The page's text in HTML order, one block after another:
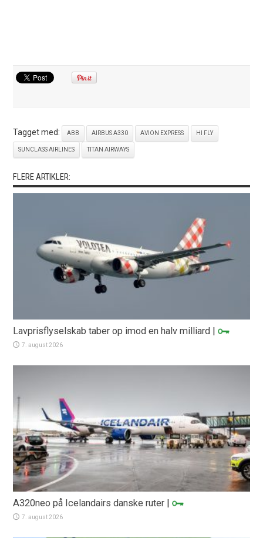
Tagget med: ABB AIRBUS A330 AVION EXPRESS HI FLY
SUNCLASS AIRLINES TITAN AIRWAYS
FLERE ARTIKLER:
Lavprisflyselskab taber op imod en halv milliard |
7. august 2026
A320neo på Icelandairs danske ruter |
7. august 2026